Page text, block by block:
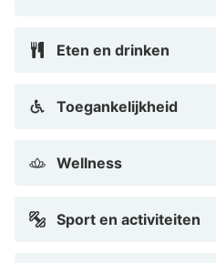
Eten en drinken
Toegankelijkheid
Wellness
Sport en activiteiten